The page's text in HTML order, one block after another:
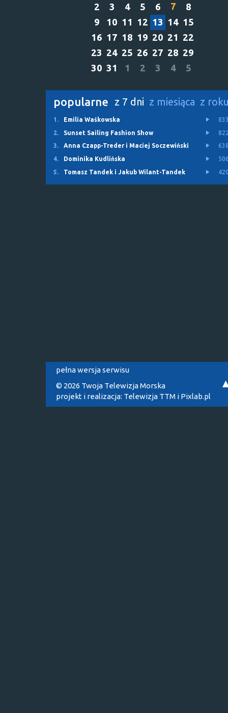
2
3 4 5 6 7
8
9
10 11 12 13 14 15
16 17 18 19 20 21 22
23 24 25 26 27 28 29
30 31 1 2 3 4 5
popularne z 7 dni z miesiąca z
1. Emilia Waśkowska
2.
Sunset Sailing Fashion Show
3.
Anna Czapp-Treder i Maciej Soczewiński
4.
Dominika Kudlińska
5.
Tomasz Tandek i Jakub Wilant-Tandek
pełna wersja serwisu
© 2026 Twoja Telewizja Morska
projekt i realizacja: Telewizja TTM i Pixlab.pl